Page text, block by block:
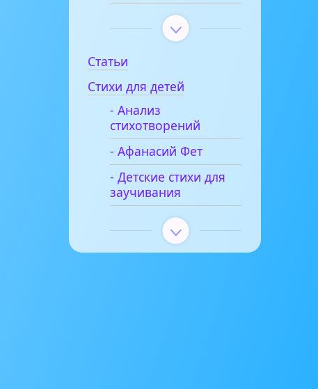
Статьи
Стихи для детей
- Анализ
стихотворений
- Афанасий Фет
- Детские стихи для
заучивания